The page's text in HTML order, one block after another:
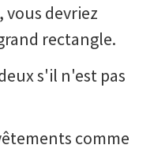
devriez
rectangle.
s'il n'est pas
comme